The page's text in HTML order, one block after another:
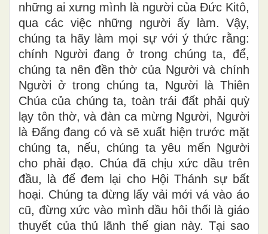
những ai xưng mình là người của Đức Kitô,
qua các việc những người ấy làm. Vậy,
chúng ta hãy làm mọi sự với ý thức rằng:
chính Người đang ở trong chúng ta, để,
chúng ta nên đền thờ của Người và chính
Người ở trong chúng ta, Người là Thiên
Chúa của chúng ta, toàn trái đất phải quỳ
lạy tôn thờ, và đàn ca mừng Người, Người
là Đấng đang có và sẽ xuất hiện trước mặt
chúng ta, nếu, chúng ta yêu mến Người
cho phải đạo. Chúa đã chịu xức dầu trên
đầu, là để đem lại cho Hội Thánh sự bất
hoại. Chúng ta đừng lấy vải mới vá vào áo
cũ, đừng xức vào mình dầu hôi thối là giáo
thuyết của thủ lãnh thế gian này. Tại sao